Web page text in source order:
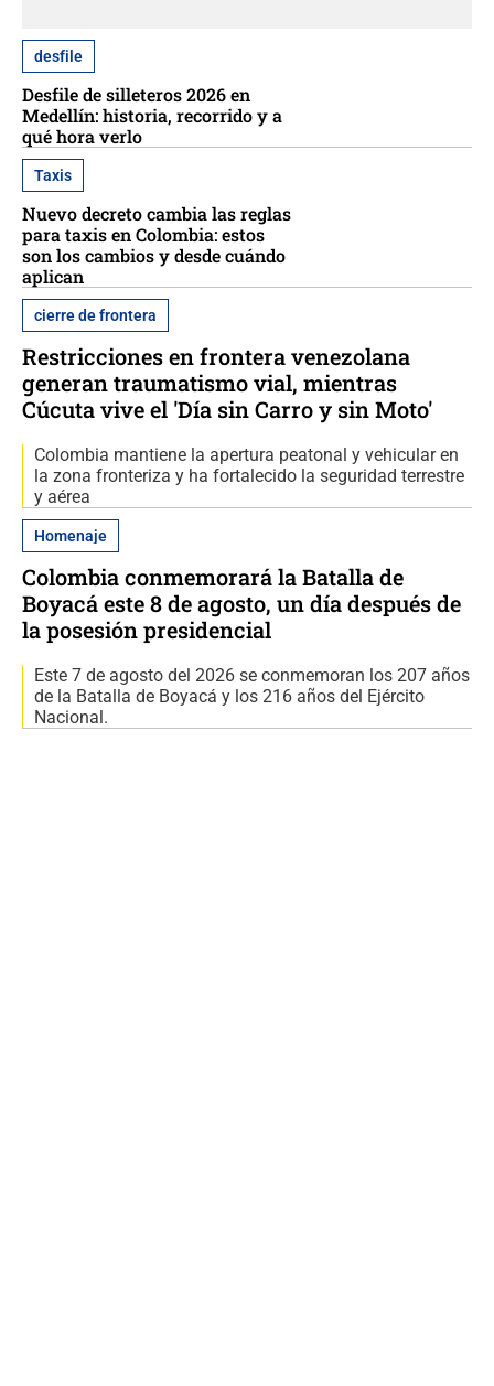
desfile
Desfile de silleteros 2026 en
Medellín: historia, recorrido y a
qué hora verlo
Taxis
Nuevo decreto cambia las reglas
para taxis en Colombia: estos
son los cambios y desde cuándo
aplican
cierre de frontera
Restricciones en frontera venezolana
generan traumatismo vial, mientras
Cúcuta vive el 'Día sin Carro y sin Moto'
Colombia mantiene la apertura peatonal y vehicular en
la zona fronteriza y ha fortalecido la seguridad terrestre
y aérea
Homenaje
Colombia conmemorará la Batalla de
Boyacá este 8 de agosto, un día después de
la posesión presidencial
Este 7 de agosto del 2026 se conmemoran los 207 años
de la Batalla de Boyacá y los 216 años del Ejército
Nacional.